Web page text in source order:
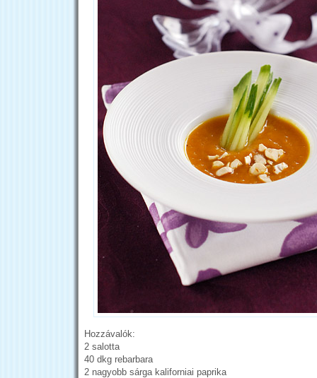
Hozzávalók:
2 salotta
40 dkg rebarbara
2 nagyobb sárga kaliforniai paprika